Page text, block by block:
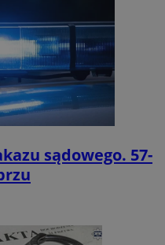
sądowego. 57-